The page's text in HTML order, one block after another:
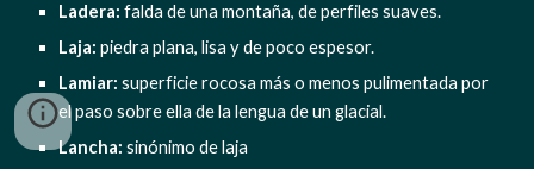
Ladera: falda de una montaña, de perfiles suaves.
Laja: piedra plana, lisa y de poco espesor.
Lamiar: superficie rocosa más o menos pulimentada por
el paso sobre ella de la lengua de un glacial.
Lancha: sinónimo de laja